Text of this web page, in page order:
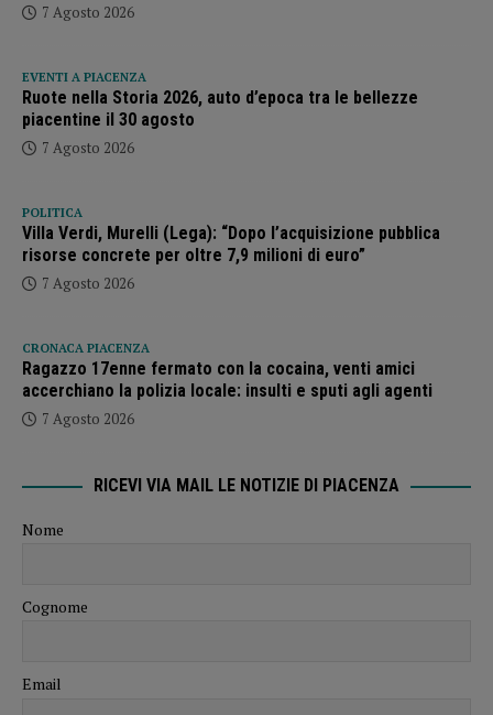
7 Agosto 2026
EVENTI A PIACENZA
Ruote nella Storia 2026, auto d’epoca tra le bellezze
piacentine il 30 agosto
7 Agosto 2026
POLITICA
Villa Verdi, Murelli (Lega): “Dopo l’acquisizione pubblica
risorse concrete per oltre 7,9 milioni di euro”
7 Agosto 2026
CRONACA PIACENZA
Ragazzo 17enne fermato con la cocaina, venti amici
accerchiano la polizia locale: insulti e sputi agli agenti
7 Agosto 2026
RICEVI VIA MAIL LE NOTIZIE DI PIACENZA
Nome
Cognome
Email